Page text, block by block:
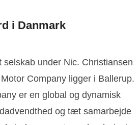
i Danmark
selskab under Nic. Christiansen
Company ligger i Ballerup.
er en global og dynamisk
og tæt samarbejde